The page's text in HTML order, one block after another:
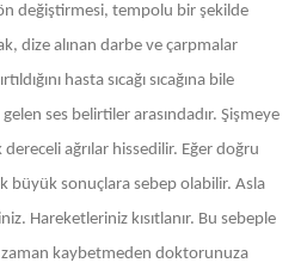
değiştirmesi, tempolu bir şekilde
dize alınan darbe ve çarpmalar
hasta sıcağı sıcağına bile
ses belirtiler arasındadır. Şişmeye
ağrılar hissedilir. Eğer doğru
büyük sonuçlara sebep olabilir. Asla
Hareketleriniz kısıtlanır. Bu sebeple
zaman kaybetmeden doktorunuza